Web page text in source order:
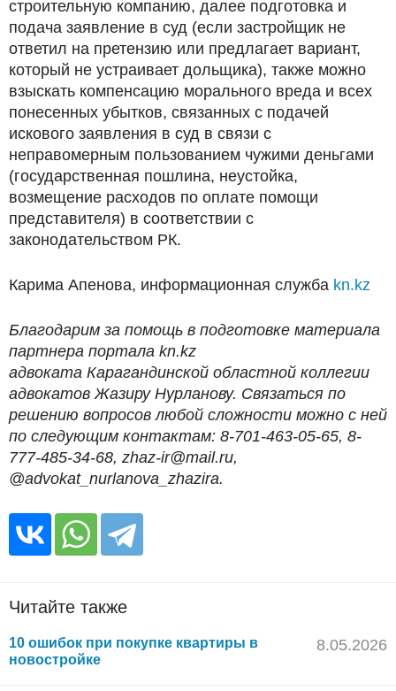
строительную компанию, далее подготовка и
подача заявление в суд (если застройщик не
ответил на претензию или предлагает вариант,
который не устраивает дольщика), также можно
взыскать компенсацию морального вреда и всех
понесенных убытков, связанных с подачей
искового заявления в суд в связи с
неправомерным пользованием чужими деньгами
(государственная пошлина, неустойка,
возмещение расходов по оплате помощи
представителя) в соответствии с
законодательством РК.
Карима Апенова, информационная служба kn.kz
Благодарим за помощь в подготовке материала
партнера портала kn.kz
адвоката Карагандинской областной коллегии
адвокатов Жазиру Нурланову. Связаться по
решению вопросов любой сложности можно с ней
по следующим контактам: 8-701-463-05-65, 8-
777-485-34-68, zhaz-ir@mail.ru,
@advokat_nurlanova_zhazira.
Читайте также
10 ошибок при покупке квартиры в
новостройке
8.05.2026